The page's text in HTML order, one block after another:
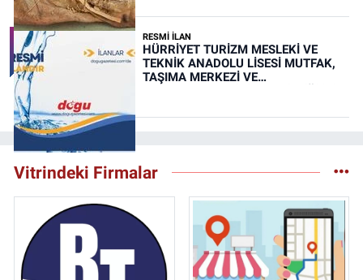
RESMİ İLAN
HÜRRİYET TURİZM MESLEKİ VE
TEKNİK ANADOLU LİSESİ MUTFAK,
TAŞIMA MERKEZİ VE
Vitrindeki Firmalar